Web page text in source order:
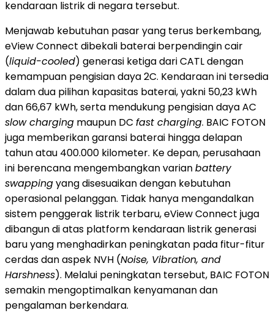
kendaraan listrik di negara tersebut.
Menjawab kebutuhan pasar yang terus berkembang,
eView Connect dibekali baterai berpendingin cair
(liquid-cooled) generasi ketiga dari CATL dengan
kemampuan pengisian daya 2C. Kendaraan ini tersedia
dalam dua pilihan kapasitas baterai, yakni 50,23 kWh
dan 66,67 kWh, serta mendukung pengisian daya AC
slow charging maupun DC fast charging. BAIC FOTON
juga memberikan garansi baterai hingga delapan
tahun atau 400.000 kilometer. Ke depan, perusahaan
ini berencana mengembangkan varianbattery
swappingyang disesuaikan dengan kebutuhan
operasional pelanggan. Tidak hanya mengandalkan
sistem penggerak listrik terbaru, eView Connect juga
dibangun di atas platform kendaraan listrik generasi
baru yang menghadirkan peningkatan pada fitur-fitur
cerdas dan aspek NVH (Noise, Vibration, and
Harshness). Melalui peningkatan tersebut, BAIC FOTON
semakin mengoptimalkan kenyamanan dan
pengalaman berkendara.